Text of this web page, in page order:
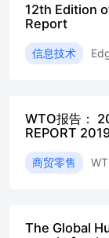
12th Edition
Report
信息技术
WTO报告：
REPORT
商贸零售
The Global